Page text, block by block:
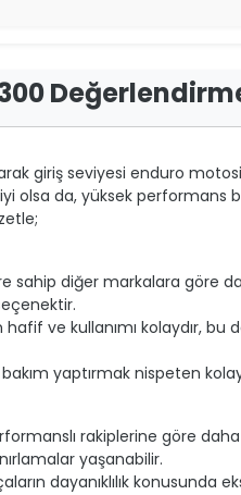
giriş seviyesi enduro
olsa da, yüksek performans
sahip diğer markalara göre
hafif ve kullanımı kolaydır, bu
yaptırmak nispeten
rakiplerine göre
yaşanabilir.
dayanıklılık konusunda